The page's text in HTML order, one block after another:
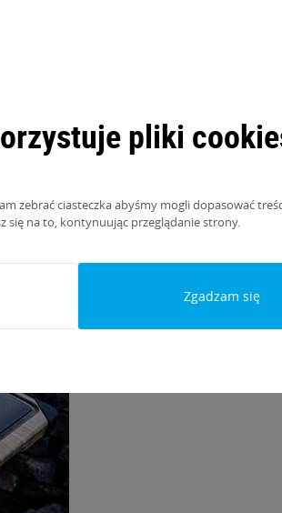
Fajnym
itp. Dzięki
pliki
zebrać ciasteczka abyśmy mogli dopasować
się na to, kontynuując przeglądanie strony.
Zgadzam się